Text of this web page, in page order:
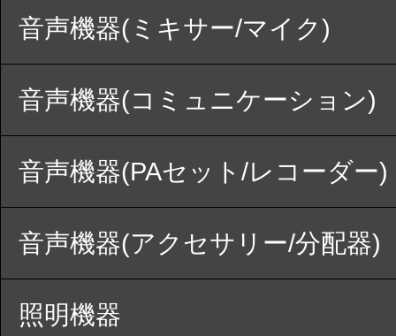
音声機器(ミキサー/マイク)
音声機器(コミュニケーション)
音声機器(PAセット/レコーダー)
音声機器(アクセサリー/分配器)
照明機器